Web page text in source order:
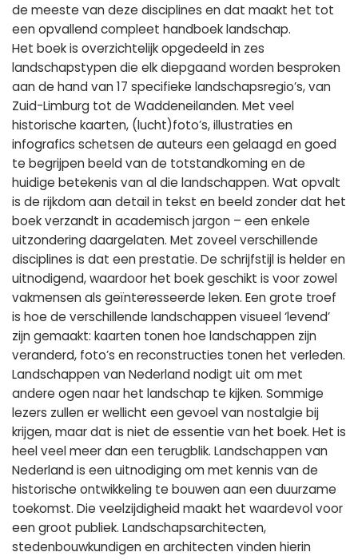
de meeste van deze disciplines en dat maakt het tot
een opvallend compleet handboek landschap.
Het boek is overzichtelijk opgedeeld in zes
landschapstypen die elk diepgaand worden besproken
aan de hand van 17 specifieke landschapsregio’s, van
Zuid-Limburg tot de Waddeneilanden. Met veel
historische kaarten, (lucht)foto’s, illustraties en
infografics schetsen de auteurs een gelaagd en goed
te begrijpen beeld van de totstandkoming en de
huidige betekenis van al die landschappen. Wat opvalt
is de rijkdom aan detail in tekst en beeld zonder dat het
boek verzandt in academisch jargon – een enkele
uitzondering daargelaten. Met zoveel verschillende
disciplines is dat een prestatie. De schrijfstijl is helder en
uitnodigend, waardoor het boek geschikt is voor zowel
vakmensen als geïnteresseerde leken. Een grote troef
is hoe de verschillende landschappen visueel ‘levend’
zijn gemaakt: kaarten tonen hoe landschappen zijn
veranderd, foto’s en reconstructies tonen het verleden.
Landschappen van Nederland nodigt uit om met
andere ogen naar het landschap te kijken. Sommige
lezers zullen er wellicht een gevoel van nostalgie bij
krijgen, maar dat is niet de essentie van het boek. Het is
heel veel meer dan een terugblik. Landschappen van
Nederland is een uitnodiging om met kennis van de
historische ontwikkeling te bouwen aan een duurzame
toekomst. Die veelzijdigheid maakt het waardevol voor
een groot publiek. Landschapsarchitecten,
stedenbouwkundigen en architecten vinden hierin